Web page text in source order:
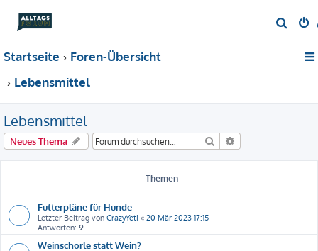
u
Startseite
Foren-Übersicht
Lebensmittel
Lebensmittel
Neues Thema Suche
Themen
Futterpläne für Hunde
Letzter Beitrag von CrazyYeti « 20 Mär 2023 17:15
Antworten: 9
Weinschorle statt Wein?